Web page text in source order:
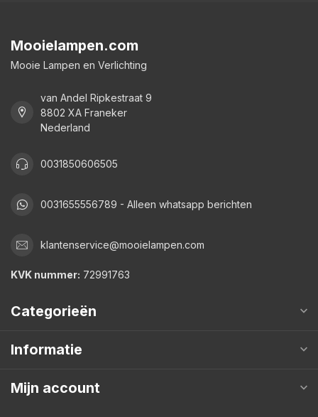
Mooielampen.com
Mooie Lampen en Verlichting
van Andel Ripkestraat 9
8802 XA Franeker
Nederland
0031850606505
0031655556789 - Alleen whatsapp berichten
klantenservice@mooielampen.com
KVK nummer: 72991763
Categorieën
Informatie
Mijn account